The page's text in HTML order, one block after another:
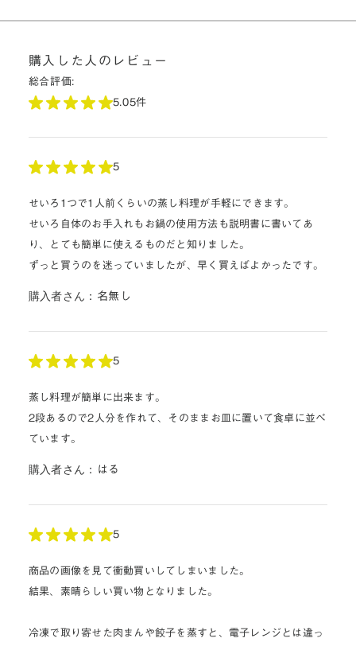
購入した人のレビュー
総合評価:
5.05件
5
せいろ1つで1人前くらいの蒸し料理が手軽にできます。
せいろ自体のお手入れもお鍋の使用方法も説明書に書いてあ
り、とても簡単に使えるものだと知りました。
ずっと買うのを迷っていましたが、早く買えばよかったです。
購入者さん： 名無し
5
蒸し料理が簡単に出来ます。
2段あるので2人分を作れて、そのままお皿に置いて食卓に並べ
ています。
購入者さん： はる
5
商品の画像を見て衝動買いしてしまいました。
結果、素晴らしい買い物となりました。
冷凍で取り寄せた肉まんや餃子を蒸すと、電子レンジとは違っ